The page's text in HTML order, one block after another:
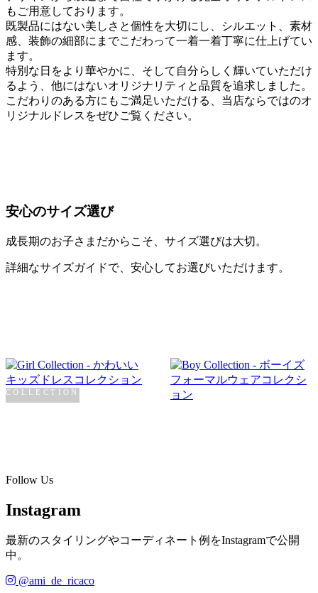
もご用意しております。
既製品にはない美しさと個性を大切にし、シルエット、素材
感、装飾の細部にまでこだわって一着一着丁寧に仕上げてい
ます。
特別な日をより華やかに、そして自分らしく輝いていただけ
るよう、他にはないオリジナリティと品質を追求しました。
こだわりのある方にもご満足いただける、当店ならではのオ
リジナルドレスをぜひご覧ください。
安心のサイズ選び
成長期のお子さまだからこそ、サイズ選びは大切。
詳細なサイズガイドで、安心してお選びいただけます。
COLLECTION
Follow Us
Instagram
最新のスタイリングやコーディネート例をInstagramで公開
中。
@ami_de_ricaco